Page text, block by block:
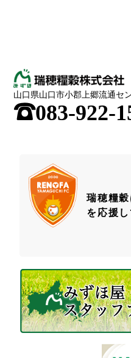
山口県山口市小郡上郷流通セ
;083-922-
瑞穂糧
を応援し